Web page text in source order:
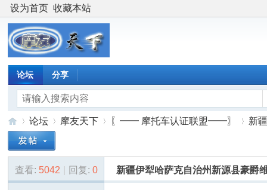
设为首页 收藏本站
论坛 分享
摩»
论坛
›
摩友天下 〖━━ 摩托车认证联盟━━〗
›
新
查看: 5042 回复: 0 新疆伊犁哈萨克自治州新源县豪爵